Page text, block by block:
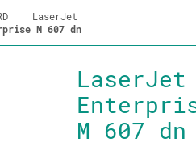
LaserJet
M 607 dn
LaserJet
M 607 dn